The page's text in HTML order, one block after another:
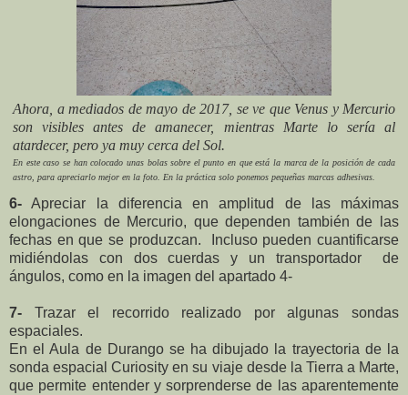
Ahora, a mediados de mayo de 2017, se ve que Venus y Mercurio
son visibles antes de amanecer, mientras Marte lo sería al
atardecer, pero ya muy cerca del Sol.
En este caso se han colocado unas bolas sobre el punto en que está la marca de la posición de cada
astro, para apreciarlo mejor en la foto. En la práctica solo ponemos pequeñas marcas adhesivas.
6- Apreciar la diferencia en amplitud de las máximas
elongaciones de Mercurio, que dependen también de las
fechas en que se produzcan. Incluso pueden cuantificarse
midiéndolas con dos cuerdas y un transportador de
ángulos, como en la imagen del apartado 4-
7- Trazar el recorrido realizado por algunas sondas
espaciales.
En el Aula de Durango se ha dibujado la trayectoria de la
sonda espacial Curiosity en su viaje desde la Tierra a Marte,
que permite entender y sorprenderse de las aparentemente